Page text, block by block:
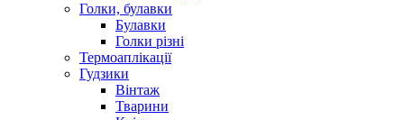
Голки, булавки
Булавки
Голки різні
Термоаплікації
Гудзики
Вінтаж
Тварини